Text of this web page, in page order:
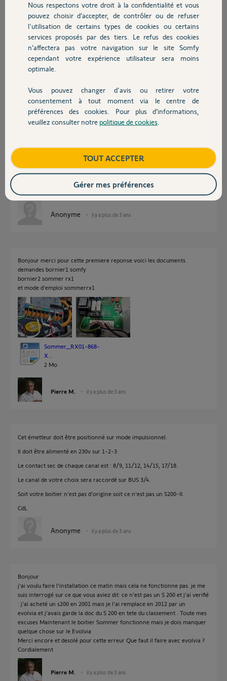
Chauffage
Autres produits
Devis avec un pro
Contact
Pierre M.
il y a plus de 3 ans
Participer au fil de discussion
Réponses
Bonjour,
l'antenne alors il faut raccorder sur l'antenne du boitier.
Posez ici une photo de votre boitier avec vue sur les borniers ainsi que la
Anonyme il y a plus de 3 ans
Bonjour merci pour cette premiere reponse voici les documents
demandes bornier1 somfy
bornier2 sommer rx1
et mode d'emploi sommerrx1
Sommer_RX01-868-
X...
2 Mo
Pierre M. il y a plus de 3 ans
Cet émetteur doit être positionné sur mode impulsionnel.
Il doit être alimenté en 230v sur 1-2-3
Le contact sec de chaque canal est : 8/9, 11/12, 14/15, 17/18.
Le canal de votre choix sera raccordé sur BUS 3/4.
Soit votre boitier n'est pas d'origine soit ce n'est pas un S200-II.
CdL
Anonyme il y a plus de 3 ans
Bonjour
j'ai voulu faire l'installation ce matin mais cela ne fonctionne pas. je me
suis interrogé sur ce que vous aviez dit: ce n'est pas un S 200 et j'ai verifié
: j'ai acheté un s200 en 2001 mais je l'ai remplace en 2012 par un
evolvia.et j'avais garde la doc du S 200 en tete du classement . Toute mes
excuses Maintenant le boitier Sommer fonctionne mais je dois manquer
quelque chose sur le Evolvia
Merci encore et desolé pour cette erreur Que faut il faire avec evolvia ?
Cordialement
Pierre M. il y a plus de 3 ans
Nous respectons votre droit à la confidentialité et vous
pouvez choisir d’accepter, de contrôler ou de refuser
l'utilisation de certains types de cookies ou certains
services proposés par des tiers. Le refus des cookies
n’affectera pas votre navigation sur le site Somfy
cependant votre expérience utilisateur sera moins
optimale.
Vous pouvez changer d'avis ou retirer votre
consentement à tout moment via le centre de
préférences des cookies. Pour plus d’informations,
veuillez consulter notre politique de cookies
TOUT ACCEPTER
Gérer mes préférences